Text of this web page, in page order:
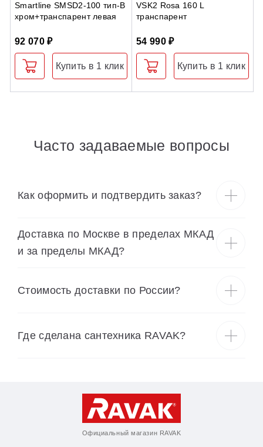
Smartline SMSD2-100 тип-B
хром+транспарент левая
92 070 ₽
Купить в 1 клик
VSK2 Rosa 160 L
транспарент
54 990 ₽
Купить в 1 клик
Часто задаваемые вопросы
Как оформить и подтвердить заказ?
Доставка по Москве в пределах МКАД
и за пределы МКАД?
Cтоимость доставки по России?
Где сделана сантехника RAVAK?
Официальный магазин RAVAK